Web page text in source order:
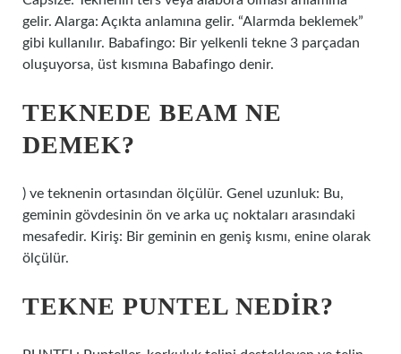
gelir. Alarga: Açıkta anlamına gelir. “Alarmda beklemek”
gibi kullanılır. Babafingo: Bir yelkenli tekne 3 parçadan
oluşuyorsa, üst kısmına Babafingo denir.
TEKNEDE BEAM NE
DEMEK?
) ve teknenin ortasından ölçülür. Genel uzunluk: Bu,
geminin gövdesinin ön ve arka uç noktaları arasındaki
mesafedir. Kiriş: Bir geminin en geniş kısmı, enine olarak
ölçülür.
TEKNE PUNTEL NEDIR?